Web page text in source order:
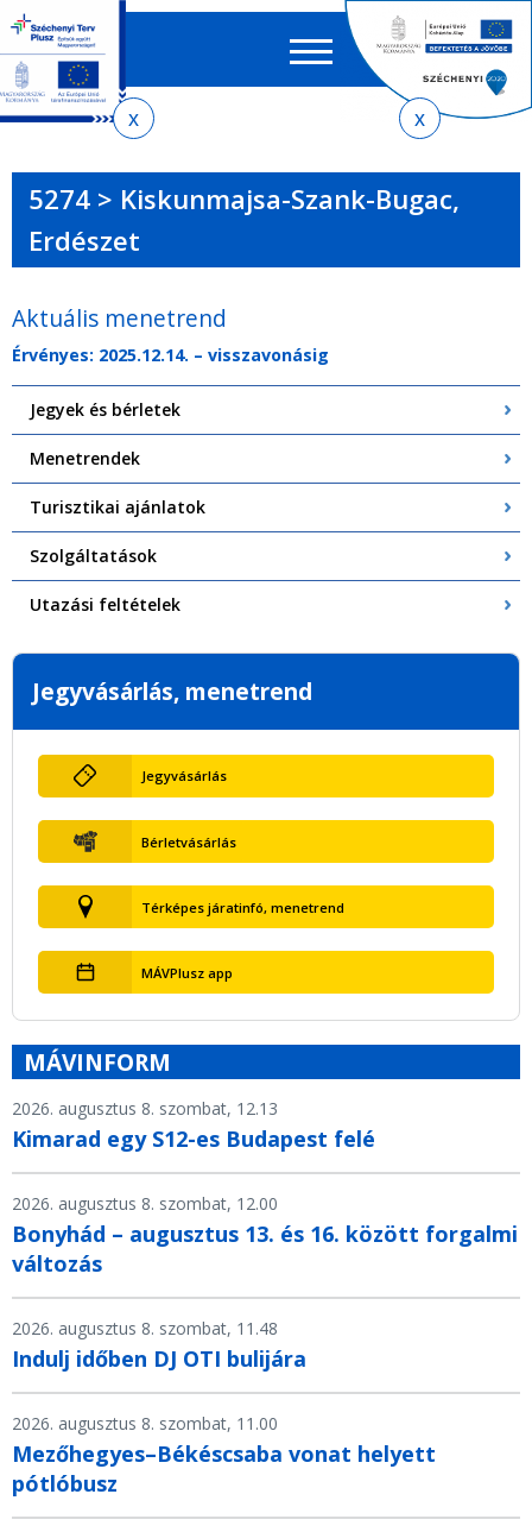
menetrendkeresőhöz
almenühöz
tartalomra
oldaltérképre
EN HU
űrlap
5274 > Kiskunmajsa-Szank-Bugac,
Erdészet
Aktuális menetrend
Érvényes: 2025.12.14. – visszavonásig
Jegyek és bérletek
Menetrendek
Turisztikai ajánlatok
Szolgáltatások
Utazási feltételek
Jegyvásárlás, menetrend
Jegyvásárlás
Bérletvásárlás
Térképes járatinfó, menetrend
MÁVPlusz app
MÁVINFORM
2026. augusztus 8. szombat, 12.13
Kimarad egy S12-es Budapest felé
2026. augusztus 8. szombat, 12.00
Bonyhád – augusztus 13. és 16. között forgalmi
változás
2026. augusztus 8. szombat, 11.48
Indulj időben DJ OTI bulijára
2026. augusztus 8. szombat, 11.00
Mezőhegyes–Békéscsaba vonat helyett
pótlóbusz